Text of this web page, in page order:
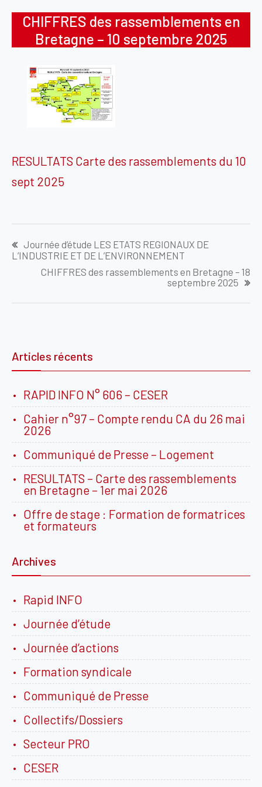
CHIFFRES des rassemblements en
Bretagne – 10 septembre 2025
RESULTATS Carte des rassemblements du 10
sept 2025
de
l’article
Journée d’étude LES ETATS REGIONAUX DE
L’INDUSTRIE ET DE L’ENVIRONNEMENT
CHIFFRES des rassemblements en Bretagne – 18
septembre 2025
Articles récents
RAPID INFO N° 606 – CESER
Cahier n°97 – Compte rendu CA du 26 mai
2026
Communiqué de Presse – Logement
RESULTATS – Carte des rassemblements
en Bretagne – 1er mai 2026
Offre de stage : Formation de formatrices
et formateurs
Archives
Rapid INFO
Journée d’étude
Journée d’actions
Formation syndicale
Communiqué de Presse
Collectifs/Dossiers
Secteur PRO
CESER